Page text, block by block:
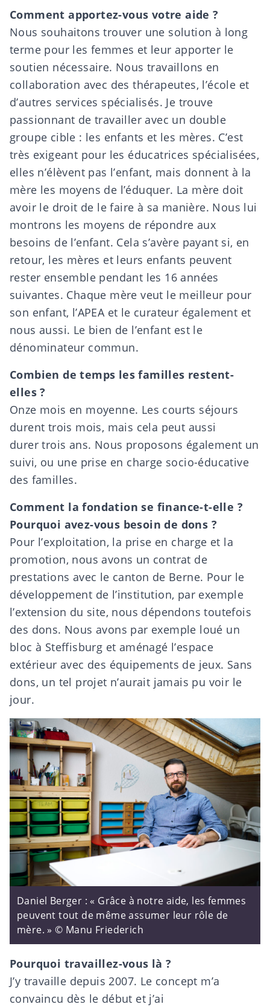
Comment apportez-vous votre aide ?
Nous souhaitons trouver une solution à long
terme pour les femmes et leur apporter le
soutien nécessaire. Nous travaillons en
collaboration avec des thérapeutes, l’école et
d’autres services spécialisés. Je trouve
passionnant de travailler avec un double
groupe cible : les enfants et les mères. C’est
très exigeant pour les éducatrices spécialisées,
elles n’élèvent pas l’enfant, mais donnent à la
mère les moyens de l’éduquer. La mère doit
avoir le droit de le faire à sa manière. Nous lui
montrons les moyens de répondre aux
besoins de l’enfant. Cela s’avère payant si, en
retour, les mères et leurs enfants peuvent
rester ensemble pendant les 16 années
suivantes. Chaque mère veut le meilleur pour
son enfant, l’APEA et le curateur également et
nous aussi. Le bien de l’enfant est le
dénominateur commun.
Combien de temps les familles restent-
elles ?
Onze mois en moyenne. Les courts séjours
durent trois mois, mais cela peut aussi
durer trois ans. Nous proposons également un
suivi, ou une prise en charge socio-éducative
des familles.
Comment la fondation se finance-t-elle ?
Pourquoi avez-vous besoin de dons ?
Pour l’exploitation, la prise en charge et la
promotion, nous avons un contrat de
prestations avec le canton de Berne. Pour le
développement de l’institution, par exemple
l’extension du site, nous dépendons toutefois
des dons. Nous avons par exemple loué un
bloc à Steffisburg et aménagé l’espace
extérieur avec des équipements de jeux. Sans
dons, un tel projet n’aurait jamais pu voir le
jour.
Daniel Berger : « Grâce à notre aide, les femmes
peuvent tout de même assumer leur rôle de
mère. » © Manu Friederich
Pourquoi travaillez-vous là ?
J’y travaille depuis 2007. Le concept m’a
convaincu dès le début et j’ai